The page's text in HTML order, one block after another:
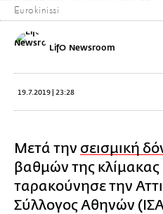
Eurokinissi
LifO Newsroom
19.7.2019 | 23:28
Μετά την σεισμική
βαθμών της κλίμακας
ταρακούνησε την
Σύλλογος Αθηνών